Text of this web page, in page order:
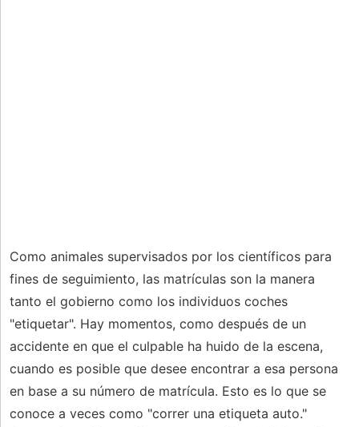
Como animales supervisados ​​por los científicos para
fines de seguimiento, las matrículas son la manera
tanto el gobierno como los individuos coches
"etiquetar". Hay momentos, como después de un
accidente en que el culpable ha huido de la escena,
cuando es posible que desee encontrar a esa persona
en base a su número de matrícula. Esto es lo que se
conoce a veces como "correr una etiqueta auto."